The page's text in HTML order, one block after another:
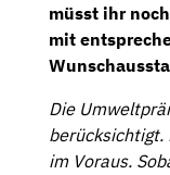
müsst ihr
mit
Die
berücksichtigt.
im Voraus.